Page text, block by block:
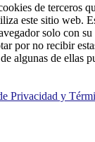
de terceros
este sitio web.
solo con
por no recibir
algunas de ellas
Privacidad y